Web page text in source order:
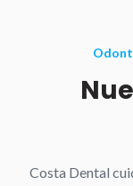
Costa Dental